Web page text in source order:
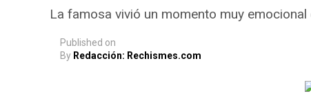
La famosa vivió un momento muy
Published on
By Redacción: Rechismes.com